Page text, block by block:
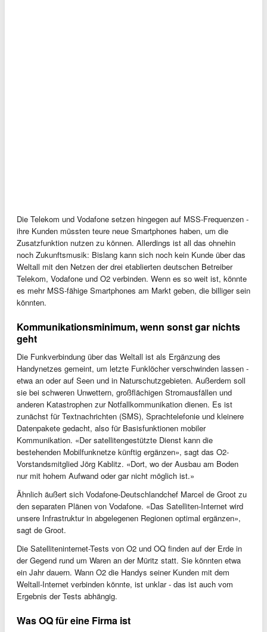
Die Telekom und Vodafone setzen hingegen auf MSS-Frequenzen -
ihre Kunden müssten teure neue Smartphones haben, um die
Zusatzfunktion nutzen zu können. Allerdings ist all das ohnehin
noch Zukunftsmusik: Bislang kann sich noch kein Kunde über das
Weltall mit den Netzen der drei etablierten deutschen Betreiber
Telekom, Vodafone und O2 verbinden. Wenn es so weit ist, könnte
es mehr MSS-fähige Smartphones am Markt geben, die billiger sein
könnten.
Kommunikationsminimum, wenn sonst gar nichts
geht
Die Funkverbindung über das Weltall ist als Ergänzung des
Handynetzes gemeint, um letzte Funklöcher verschwinden lassen -
etwa an oder auf Seen und in Naturschutzgebieten. Außerdem soll
sie bei schweren Unwettern, großflächigen Stromausfällen und
anderen Katastrophen zur Notfallkommunikation dienen. Es ist
zunächst für Textnachrichten (SMS), Sprachtelefonie und kleinere
Datenpakete gedacht, also für Basisfunktionen mobiler
Kommunikation. «Der satellitengestützte Dienst kann die
bestehenden Mobilfunknetze künftig ergänzen», sagt das O2-
Vorstandsmitglied Jörg Kablitz. «Dort, wo der Ausbau am Boden
nur mit hohem Aufwand oder gar nicht möglich ist.»
Ähnlich äußert sich Vodafone-Deutschlandchef Marcel de Groot zu
den separaten Plänen von Vodafone. «Das Satelliten-Internet wird
unsere Infrastruktur in abgelegenen Regionen optimal ergänzen»,
sagt de Groot.
Die Satelliteninternet-Tests von O2 und OQ finden auf der Erde in
der Gegend rund um Waren an der Müritz statt. Sie könnten etwa
ein Jahr dauern. Wann O2 die Handys seiner Kunden mit dem
Weltall-Internet verbinden könnte, ist unklar - das ist auch vom
Ergebnis der Tests abhängig.
Was OQ für eine Firma ist